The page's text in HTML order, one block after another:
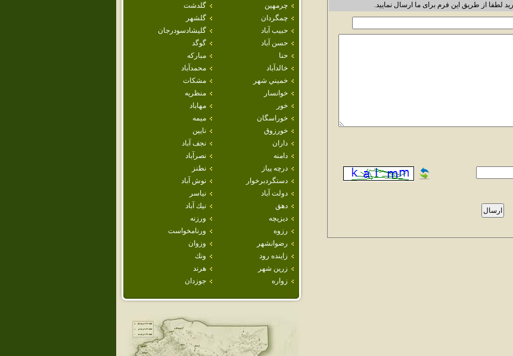
چرمهين
گلدشت
چمگردان
گلشهر
حبيب آباد
گليشادسودرجان
حسن آباد
گوگد
حنا
مباركه
خالدآباد
محمدآباد
خميني شهر
مشكات
خوانسار
منظريه
خور
مهاباد
خوراسگان
ميمه
خورزوق
نايين
داران
نجف آباد
دامنه
نصرآباد
درچه پياز
نطنز
دستگردبرخوار
نوش آباد
دولت آباد
نياسر
دهق
نيك آباد
ديزيچه
ورزنه
رزوه
ورنامخواست
رضوانشهر
وزوان
زاينده رود
ونك
زرين شهر
هرند
زواره
جوزدان
لطفا از طریق این فرم برای ما ارسال نمایید.